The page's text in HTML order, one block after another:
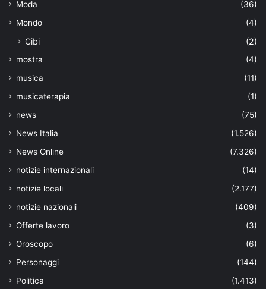
Moda
(36)
Mondo
(4)
Cibi (2)
mostra
(4)
musica
(11)
musicaterapia
(1)
news
(75)
News Italia
(1.526)
News Online
(7.326)
notizie internazionali
(14)
notizie locali
(2.177)
notizie nazionali
(409)
Offerte lavoro
(3)
Oroscopo
(6)
Personaggi
(144)
Politica
(1.413)